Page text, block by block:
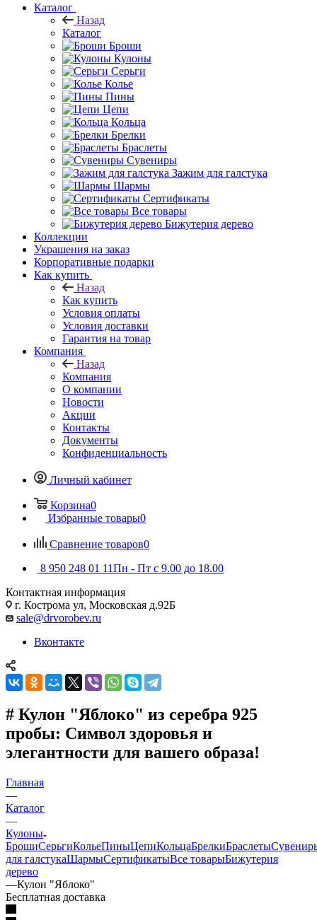
Каталог
Назад
Каталог
Броши
Кулоны
Серьги
Колье
Пины
Цепи
Кольца
Брелки
Браслеты
Сувениры
Зажим для галстука
Шармы
Сертификаты
Все товары
Бижутерия дерево
Коллекции
Украшения на заказ
Корпоративные подарки
Как купить
Назад
Как купить
Условия оплаты
Условия доставки
Гарантия на товар
Компания
Назад
Компания
О компании
Новости
Акции
Контакты
Документы
Конфиденциальность
Личный кабинет
Корзина0
Избранные товары0
Сравнение товаров0
8 950 248 01 11Пн - Пт с 9.00 до 18.00
Контактная информация
г. Кострома ул, Московская д.92Б
sale@drvorobev.ru
Вконтакте
# Кулон "Яблоко" из серебра 925
пробы: Символ здоровья и
элегантности для вашего образа!
Главная
—
Каталог
—
Кулоны
БрошиСерьгиКольеПиныЦепиКольцаБрелкиБраслеты
для галстукаШармыСертификатыВсе товарыБижутерия
дерево
—Кулон "Яблоко"
Бесплатная доставка